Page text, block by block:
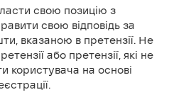
свою позицію з
свою відповідь за
вказаною в претензії. Не
або претензії, які не
користувача на основі